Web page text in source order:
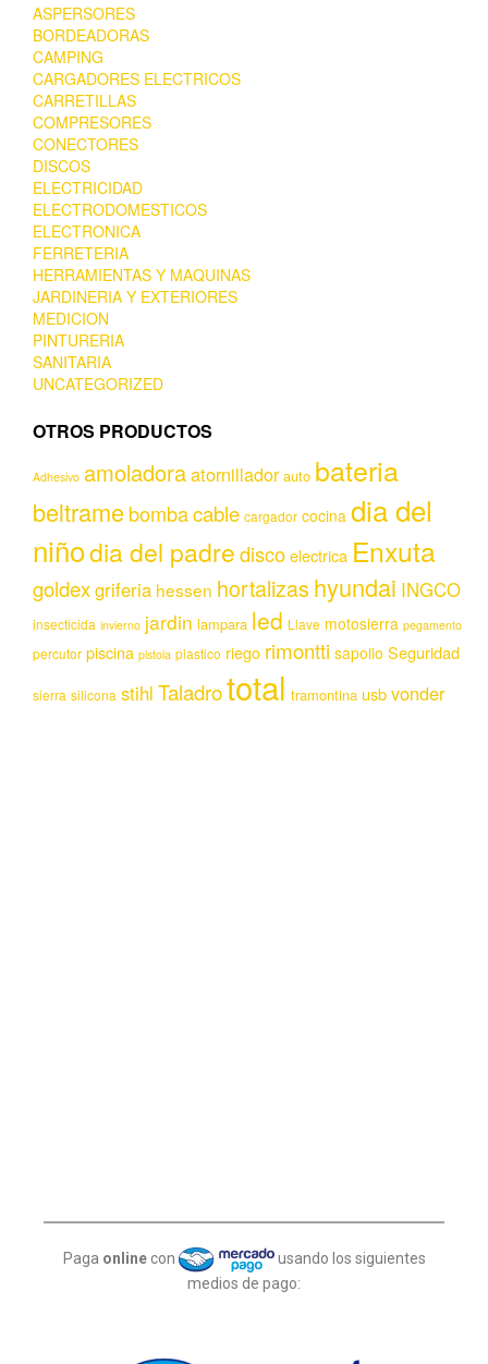
ASPERSORES
BORDEADORAS
CAMPING
CARGADORES ELECTRICOS
CARRETILLAS
COMPRESORES
CONECTORES
DISCOS
ELECTRICIDAD
ELECTRODOMESTICOS
ELECTRONICA
FERRETERIA
HERRAMIENTAS Y MAQUINAS
JARDINERIA Y EXTERIORES
MEDICION
PINTURERIA
SANITARIA
UNCATEGORIZED
OTROS PRODUCTOS
Adhesivo amoladoraatornillador auto bateria
beltramebombacable cargador cocina dia del
niñodia del padrediscoelectrica Enxuta
goldexgriferia hessen hortalizas hyundai INGCO
insecticida invierno jardin lampara led Llave motosierra pegamento
percutor piscina pistola plastico riego rimontti sapolio Seguridad
sierra silicona stihl Taladrototal tramontina usbvonder
Paga online con
usando los siguientes
medios de pago: